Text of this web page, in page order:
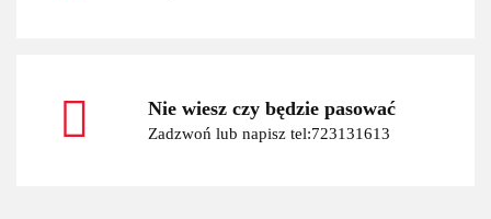
Nie wiesz czy będzie pasować
Zadzwoń lub napisz tel:723131613